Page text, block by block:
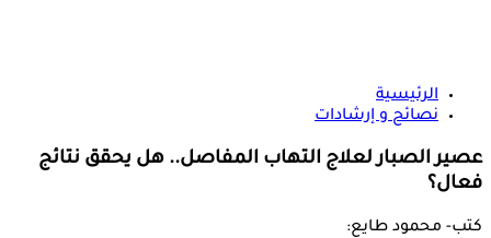
الرئيسية
نصائح و إرشادات
عصير الصبار لعلاج التهاب المفاصل.. هل يحقق نتائج
فعال؟
كتب- محمود طايع: